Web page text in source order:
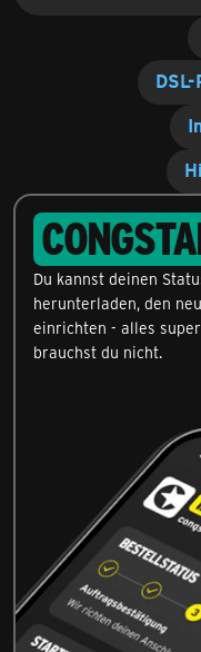
Du kannst deinen
herunterladen, den
einrichten - alles
brauchst du nicht.